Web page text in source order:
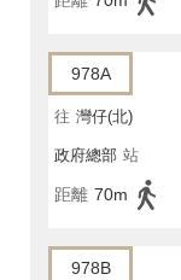
978A
往 灣仔(北)
政府總部 站
距離 70m
978B